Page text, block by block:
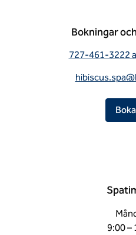
Bokningar
727-461-3222
9:00 –